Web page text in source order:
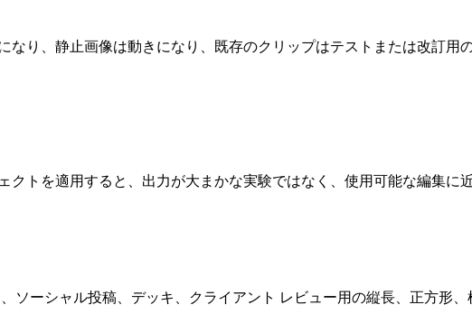
り、静止画像は動きになり、既存のクリップはテストまたは改訂用
トを適用すると、出力が大まかな実験ではなく、使用可能な編集に
ーシャル投稿、デッキ、クライアント レビュー用の縦長、正方形、